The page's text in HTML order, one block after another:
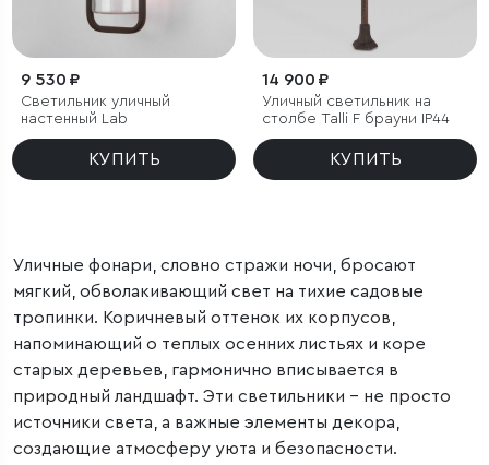
9 530 ₽
Светильник уличный
настенный Lab
КУПИТЬ
14 900 ₽
Уличный светильник на
столбе Talli F брауни IP44
КУПИТЬ
Уличные фонари, словно стражи ночи, бросают
мягкий, обволакивающий свет на тихие садовые
тропинки. Коричневый оттенок их корпусов,
напоминающий о теплых осенних листьях и коре
старых деревьев, гармонично вписывается в
природный ландшафт. Эти светильники – не просто
источники света, а важные элементы декора,
создающие атмосферу уюта и безопасности.